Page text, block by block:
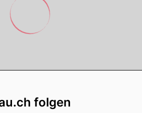
folgen